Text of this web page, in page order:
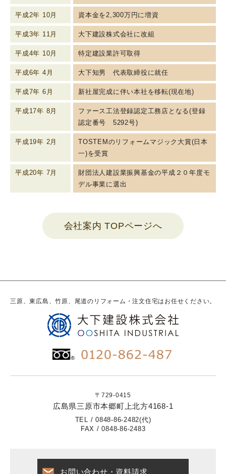
平成2年 10月 資本金を2,300万円に増資
平成3年 11月 大下建設株式会社に改組
平成4年 10月 特定建設業許可取得
平成6年 4月 大下知男 代表取締役に就任
平成7年 6月 新社屋完成に伴い本社を移転(現在地)
平成17年 8月
ファース工法登録認定工務店となる(登録
認定番号 5292号)
平成19年 2月
TOSTEMのリフォームマジック大賞(日本
一)を受賞
平成20年 7月
財団法人建設業振興基金の平成２０年度モ
デル事業に選出
会社案内 TOPページへ
三原、東広島、竹原、尾道のリフォーム・注文住宅はお任せください。
〒729-0415
広島県三原市本郷町上北方4168-1
TEL / 0848-86-2482(代)
FAX / 0848-86-2483
お問い合わせ・資料請求